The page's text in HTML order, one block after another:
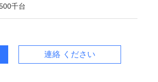
千台
連絡 ください